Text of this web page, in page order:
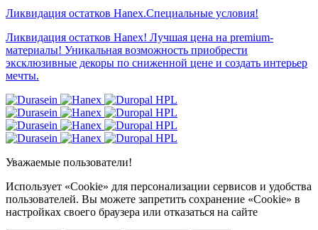
Ликвидация остатков Hanex.Специальные условия!
Ликвидация остатков Hanex! Лучшая цена на premium-
материалы! Уникальная возможность приобрести
эксклюзивные декоры по сниженной цене и создать интерьер
мечты.
Уважаемые пользователи!
Использует «Cookie» для персонализации сервисов и удобства
пользователей. Вы можете запретить сохранение «Cookie» в
настройках своего браузера или отказаться на сайте